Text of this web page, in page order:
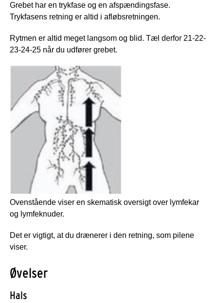
Grebet har en trykfase og en afspændingsfase.
Trykfasens retning er altid i afløbsretningen.
Rytmen er altid meget langsom og blid. Tæl derfor 21-22-
23-24-25 når du udfører grebet.
Ovenstående viser en skematisk oversigt over lymfekar
og lymfeknuder.
Det er vigtigt, at du drænerer i den retning, som pilene
viser.
Øvelser
Hals